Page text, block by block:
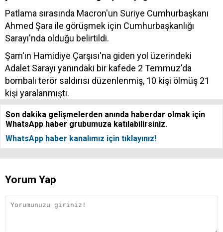
Patlama sırasında Macron'un Suriye Cumhurbaşkanı
Ahmed Şara ile görüşmek için Cumhurbaşkanlığı
Sarayı'nda olduğu belirtildi.
Şam'ın Hamidiye Çarşısı'na giden yol üzerindeki
Adalet Sarayı yanındaki bir kafede 2 Temmuz'da
bombalı terör saldırısı düzenlenmiş, 10 kişi ölmüş 21
kişi yaralanmıştı.
Son dakika gelişmelerden anında haberdar olmak için
WhatsApp haber grubumuza katılabilirsiniz.
WhatsApp haber kanalımız için tıklayınız!
Yorum Yap